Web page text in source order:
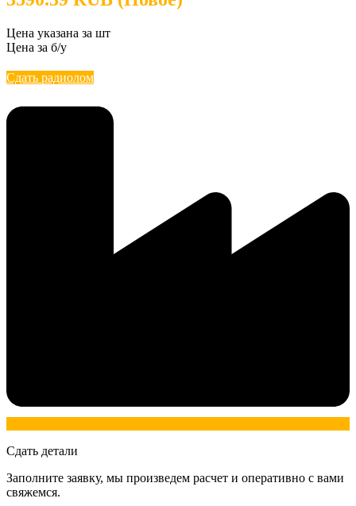
Цена указана за шт
Цена за б/у
Сдать радиолом
Сдать детали
Заполните заявку, мы произведем расчет и оперативно с вами
свяжемся.